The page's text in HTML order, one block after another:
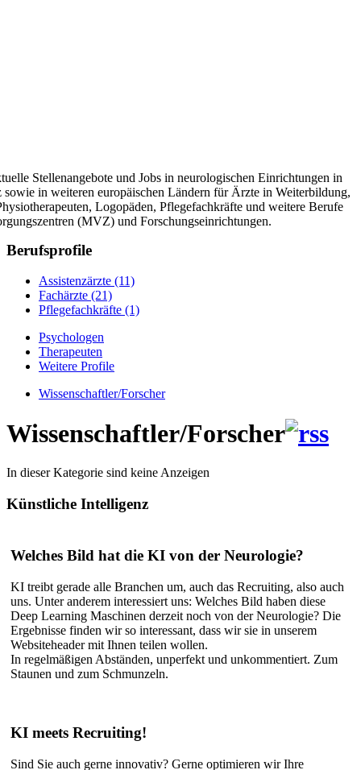
Stellenangebote und Jobs in neurologischen Einrichtungen in
in weiteren europäischen Ländern für Ärzte in Weiterbildung,
Logopäden, Pflegefachkräfte und weitere Berufe
(MVZ) und Forschungseinrichtungen.
Berufsprofile
Assistenzärzte (11)
Fachärzte (21)
Pflegefachkräfte (1)
Psychologen
Therapeuten
Weitere Profile
Wissenschaftler/Forscher
Wissenschaftler/Forscher
In dieser Kategorie sind keine Anzeigen
Künstliche Intelligenz
Welches Bild hat die KI von der Neurologie?
KI treibt gerade alle Branchen um, auch das Recruiting, also auch
uns. Unter anderem interessiert uns: Welches Bild haben diese
Deep Learning Maschinen derzeit noch von der Neurologie? Die
Ergebnisse finden wir so interessant, dass wir sie in unserem
Websiteheader mit Ihnen teilen wollen.
In regelmäßigen Abständen, unperfekt und unkommentiert. Zum
Staunen und zum Schmunzeln.
KI meets Recruiting!
Sind Sie auch gerne innovativ? Gerne optimieren wir Ihre